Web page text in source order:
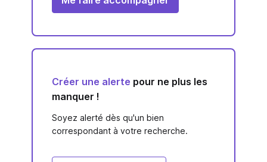
Créer une alerte pour ne plus les
manquer !
Soyez alerté dès qu'un bien
correspondant à votre recherche.